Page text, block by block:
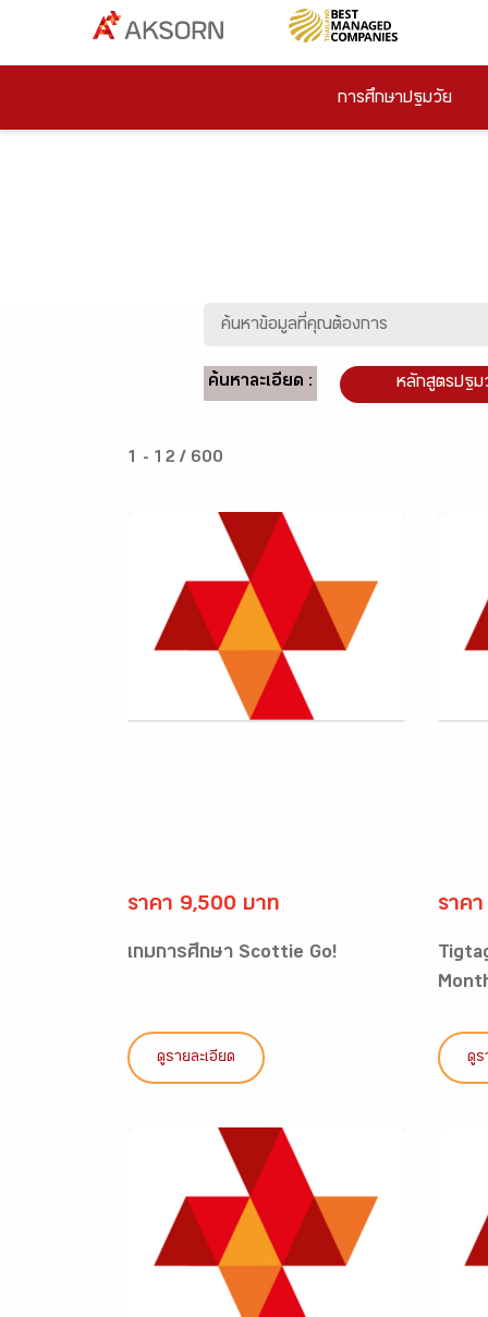
การศึกษาปฐมวัย
ค้นหาละเอียด : หลักสูตรปฐม
1 - 12 / 600
ราคา 9,500 บาท
เกมการศึกษา Scottie Go!
ดูรายละเอียด
ราค
ดูร